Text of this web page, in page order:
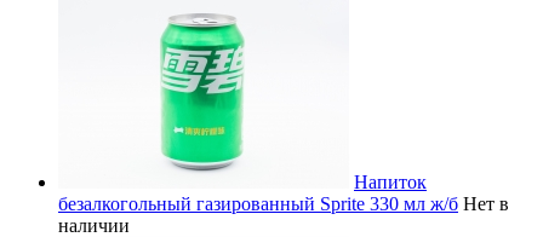
Напиток
безалкогольный газированный Sprite 330 мл ж/б Нет в
наличии